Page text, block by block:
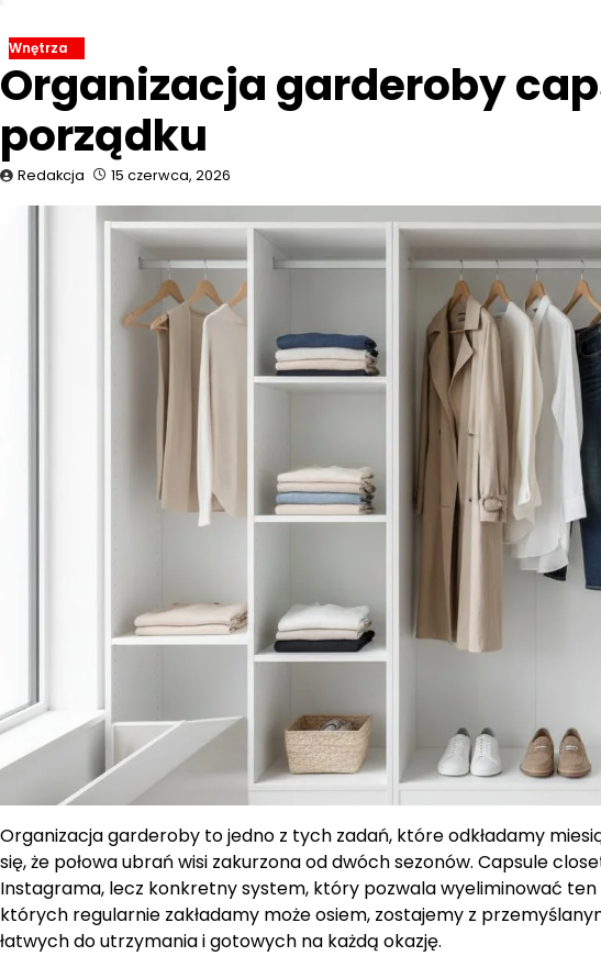
Wnętrza
Organizacja garderoby
porządku
Redakcja 15 czerwca, 2026
Organizacja garderoby to jedno z tych zadań, które odkładamy
się, że połowa ubrań wisi zakurzona od dwóch sezonów. Capsule
Instagrama, lecz konkretny system, który pozwala wyeliminować ten
których regularnie zakładamy może osiem, zostajemy z
łatwych do utrzymania i gotowych na każdą okazję.